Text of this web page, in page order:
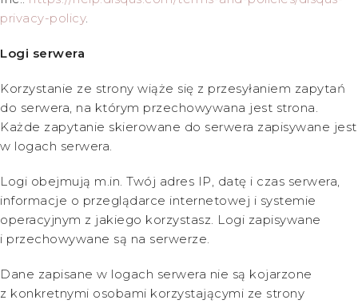
privacy-policy.
Logi serwera
Korzystanie ze strony wiąże się z przesyłaniem zapytań
do serwera, na którym przechowywana jest strona.
Każde zapytanie skierowane do serwera zapisywane jest
w logach serwera.
Logi obejmują m.in. Twój adres IP, datę i czas serwera,
informacje o przeglądarce internetowej i systemie
operacyjnym z jakiego korzystasz. Logi zapisywane
i przechowywane są na serwerze.
Dane zapisane w logach serwera nie są kojarzone
z konkretnymi osobami korzystającymi ze strony